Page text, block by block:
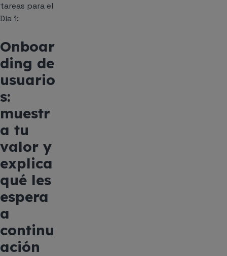
tareas para el
Día 1:
Onboar
ding de
usuario
s:
muestr
a tu
valor y
explica
qué les
espera
a
continu
ación